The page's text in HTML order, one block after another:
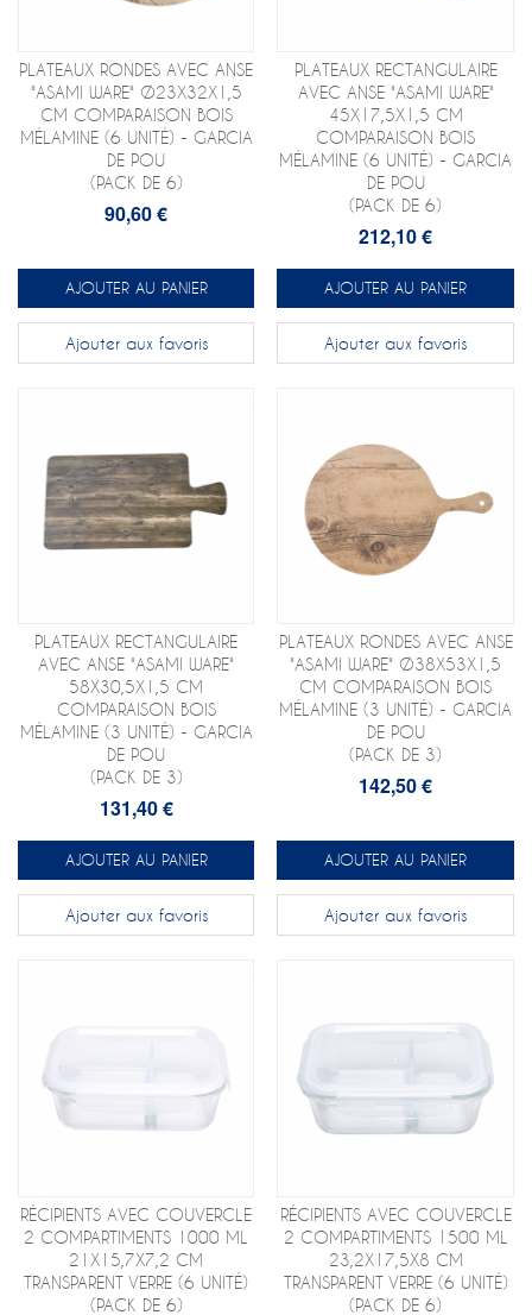
PLATEAUX RONDES AVEC ANSE
"ASAMI WARE" Ø23X32X1,5
CM COMPARAISON BOIS
MÉLAMINE (6 UNITÉ) - GARCIA
DE POU
(PACK DE 6)
90,60 €
AJOUTER AU PANIER
Ajouter aux favoris
PLATEAUX RECTANGULAIRE
AVEC ANSE "ASAMI WARE"
45X17,5X1,5 CM
COMPARAISON BOIS
MÉLAMINE (6 UNITÉ) - GARCIA
DE POU
(PACK DE 6)
212,10 €
AJOUTER AU PANIER
Ajouter aux favoris
PLATEAUX RECTANGULAIRE
AVEC ANSE "ASAMI WARE"
58X30,5X1,5 CM
COMPARAISON BOIS
MÉLAMINE (3 UNITÉ) - GARCIA
DE POU
(PACK DE 3)
131,40 €
AJOUTER AU PANIER
Ajouter aux favoris
PLATEAUX RONDES AVEC ANSE
"ASAMI WARE" Ø38X53X1,5
CM COMPARAISON BOIS
MÉLAMINE (3 UNITÉ) - GARCIA
DE POU
(PACK DE 3)
142,50 €
AJOUTER AU PANIER
Ajouter aux favoris
RÉCIPIENTS AVEC COUVERCLE
2 COMPARTIMENTS 1000 ML
21X15,7X7,2 CM
TRANSPARENT VERRE (6 UNITÉ)
(PACK DE 6)
RÉCIPIENTS AVEC COUVERCLE
2 COMPARTIMENTS 1500 ML
23,2X17,5X8 CM
TRANSPARENT VERRE (6 UNITÉ)
(PACK DE 6)